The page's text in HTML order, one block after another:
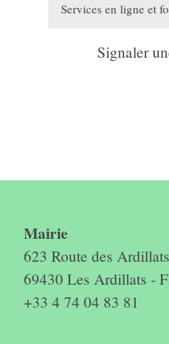
Services en ligne et
Signaler
Mairie
623 Route des Ardillats
69430 Les Ardillats -
+33 4 74 04 83 81